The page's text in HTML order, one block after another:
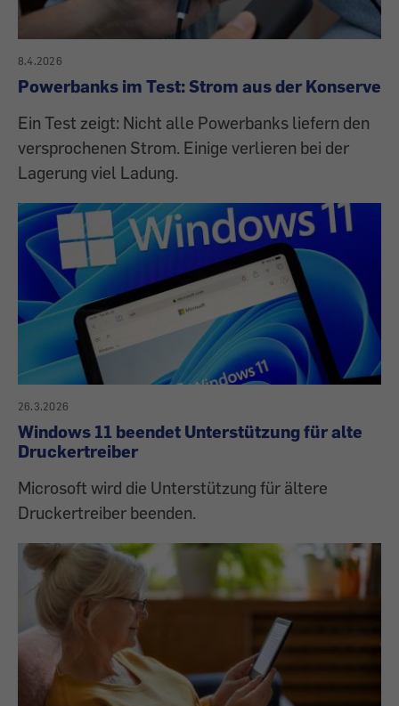
8.4.2026
Powerbanks im Test: Strom aus der Konserve
Ein Test zeigt: Nicht alle Powerbanks liefern den
versprochenen Strom. Einige verlieren bei der
Lagerung viel Ladung.
26.3.2026
Windows 11 beendet Unterstützung für alte
Druckertreiber
Microsoft wird die Unterstützung für ältere
Druckertreiber beenden.